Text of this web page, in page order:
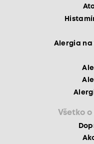
Alergia na
Všetko